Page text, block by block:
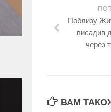
Поблизу
висадив
через
ВАМ